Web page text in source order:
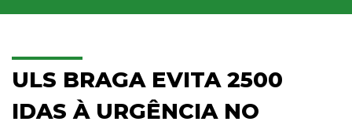
ULS BRAGA EVITA 2500
IDAS À URGÊNCIA NO